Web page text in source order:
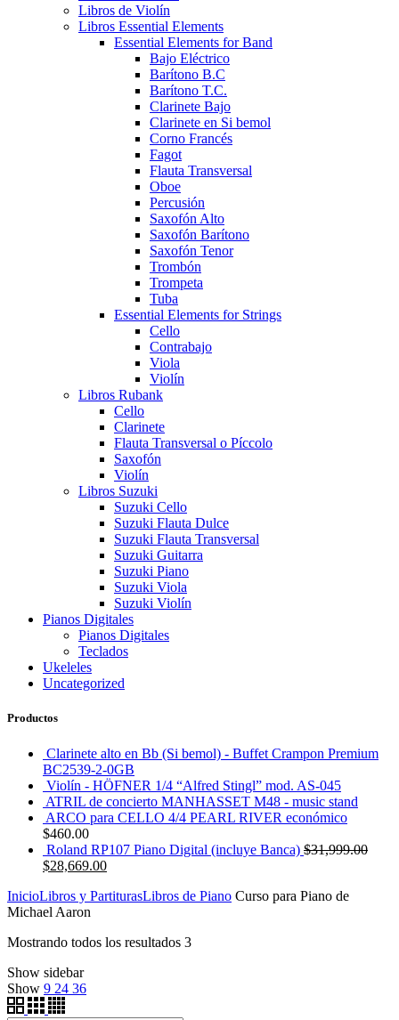
Libros de Violín
Libros Essential Elements
Essential Elements for Band
Bajo Eléctrico
Barítono B.C
Barítono T.C.
Clarinete Bajo
Clarinete en Si bemol
Corno Francés
Fagot
Flauta Transversal
Oboe
Percusión
Saxofón Alto
Saxofón Barítono
Saxofón Tenor
Trombón
Trompeta
Tuba
Essential Elements for Strings
Cello
Contrabajo
Viola
Violín
Libros Rubank
Cello
Clarinete
Flauta Transversal o Píccolo
Saxofón
Violín
Libros Suzuki
Suzuki Cello
Suzuki Flauta Dulce
Suzuki Flauta Transversal
Suzuki Guitarra
Suzuki Piano
Suzuki Viola
Suzuki Violín
Pianos Digitales
Pianos Digitales
Teclados
Ukeleles
Uncategorized
Productos
Clarinete alto en Bb (Si bemol) - Buffet Crampon Premium
BC2539-2-0GB
Violín - HÖFNER 1/4 “Alfred Stingl” mod. AS-045
ATRIL de concierto MANHASSET M48 - music stand
ARCO para CELLO 4/4 PEARL RIVER económico
$460.00
Roland RP107 Piano Digital (incluye Banca) $31,999.00
$28,669.00
InicioLibros y PartiturasLibros de Piano Curso para Piano de
Michael Aaron
Mostrando todos los resultados 3
Show sidebar
Show 9 24 36